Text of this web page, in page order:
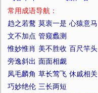
常用成语导航：
趋之若鹜 莫衷一是 心猿意马
文不加点 管窥蠡测
惟妙惟肖 美不胜收 百尺竿头
旁逸斜出 面面相觑
凤毛麟角 草长莺飞 休戚相关
巧妙绝伦 三长两短